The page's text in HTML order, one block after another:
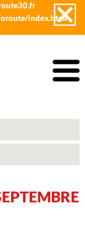
index.html